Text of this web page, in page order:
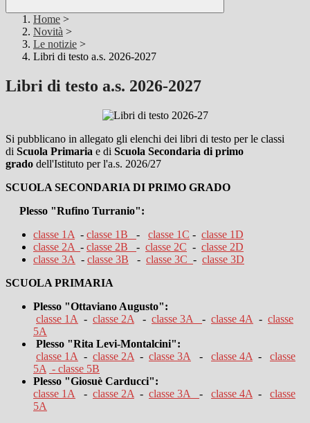
Home >
Novità >
Le notizie >
Libri di testo a.s. 2026-2027
Libri di testo a.s. 2026-2027
Si pubblicano in allegato gli elenchi dei libri di testo per le classi
di Scuola Primaria e di Scuola Secondaria di primo
grado dell'Istituto per l'a.s. 2026/27
SCUOLA SECONDARIA DI PRIMO GRADO
Plesso "Rufino Turranio":
classe 1A - classe 1B - classe 1C - classe 1D
classe 2A - classe 2B - classe 2C - classe 2D
classe 3A - classe 3B - classe 3C - classe 3D
SCUOLA PRIMARIA
Plesso "Ottaviano Augusto":
classe 1A - classe 2A - classe 3A - classe 4A - classe
5A
Plesso "Rita Levi-Montalcini":
classe 1A - classe 2A - classe 3A - classe 4A -
classe
5A - classe 5B
Plesso "Giosuè Carducci":
classe 1A
- classe 2A - classe 3A - classe 4A -
classe
5A